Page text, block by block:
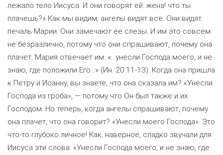
лежало тело Иисуса. И они говорят ей: жена! что ты
плачешь?» Как мы видим, ангелы видят все. Они видят
печаль Марии. Они замечают ее слезы. И им это совсем
не безразлично, потому что они спрашивают, почему она
плачет. Мария отвечает им: «…унесли Господа моего, и не
знаю, где положили Его…» (Ин. 20:11-13). Когда она пришла
к Петру и Иоанну, вы знаете, что она сказала им? «Унесли
Господа из гроба», — потому что Он был также и их
Господом. Но теперь, когда ангелы спрашивают, почему
она плачет, что она говорит? «Унесли моего Господа». Это
что-то глубоко личное! Как, наверное, сладко звучали для
Иисуса эти слова: «Унесли Господа моего, и не знаю, где